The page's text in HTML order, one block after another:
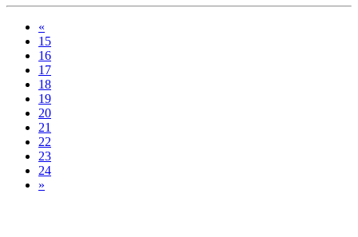
«
15
16
17
18
19
20
21
22
23
24
»